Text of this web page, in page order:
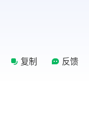
复制 反馈